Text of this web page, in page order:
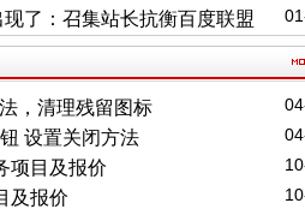
了：召集站长抗衡百度联盟
，清理残留图标
设置关闭方法
项目及报价
及报价